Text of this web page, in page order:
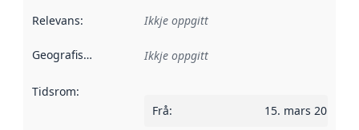
Relevans: Ikkje oppgitt
Geografisk område Ikkje oppgitt
Tidsrom:
Frå: 15. mars 2015